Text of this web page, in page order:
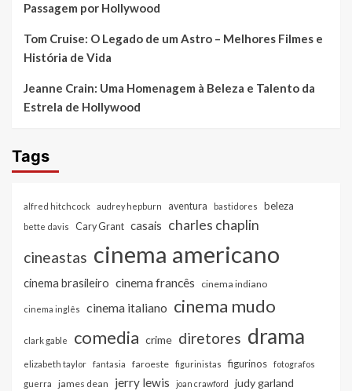
Passagem por Hollywood
Tom Cruise: O Legado de um Astro – Melhores Filmes e
História de Vida
Jeanne Crain: Uma Homenagem à Beleza e Talento da
Estrela de Hollywood
Tags
alfred hitchcock audrey hepburn aventura bastidores beleza
bette davis Cary Grant casais charles chaplin
cineastas cinema americano
cinema brasileiro cinema francês cinema indiano
cinema inglês cinema italiano cinema mudo
clark gable comedia crime diretores drama
elizabeth taylor fantasia faroeste figurinistas figurinos
fotografos
guerra
james dean jerry lewis joan crawford judy garland